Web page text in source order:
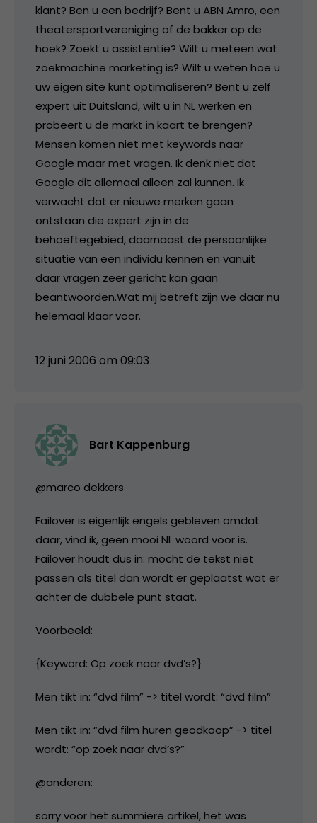
klant? Ben u een bedrijf? Bent u ABN Amro, een
theatersportvereniging of de bakker op de
hoek? Zoekt u assistentie? Wilt u meteen wat
zoekmachine marketing is? Wilt u weten hoe u
uw eigen site kunt optimaliseren? Bent u zelf
expert uit Duitsland, wilt u in NL werken en
probeert u de markt in kaart te brengen?
Mensen komen niet met keywords naar
Google maar met vragen. Ik denk niet dat
Google dit allemaal alleen zal kunnen. Ik
verwacht dat er nieuwe merken gaan
ontstaan die expert zijn in de
behoeftegebied, daarnaast de persoonlijke
situatie van een individu kennen en vanuit
daar vragen zeer gericht kan gaan
beantwoorden.Wat mij betreft zijn we daar nu
helemaal klaar voor.
12 juni 2006 om 09:03
Bart Kappenburg
@marco dekkers
Failover is eigenlijk engels gebleven omdat
daar, vind ik, geen mooi NL woord voor is.
Failover houdt dus in: mocht de tekst niet
passen als titel dan wordt er geplaatst wat er
achter de dubbele punt staat.
Voorbeeld:
{Keyword: Op zoek naar dvd’s?}
Men tikt in: “dvd film” -> titel wordt: “dvd film”
Men tikt in: “dvd film huren geodkoop” -> titel
wordt: “op zoek naar dvd’s?”
@anderen:
sorry voor het summiere artikel, het was